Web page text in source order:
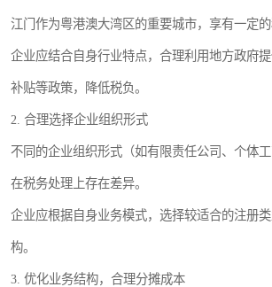
江门作为粤港澳大湾区的重要城市，享有一定的
企业应结合自身行业特点，合理利用地方政府
补贴等政策，降低税负。
2. 合理选择企业组织形式
不同的企业组织形式（如有限责任公司、个体工
在税务处理上存在差异。
企业应根据自身业务模式，选择较适合的注册
构。
3. 优化业务结构，合理分摊成本